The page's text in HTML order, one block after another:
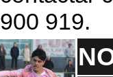
900 919.